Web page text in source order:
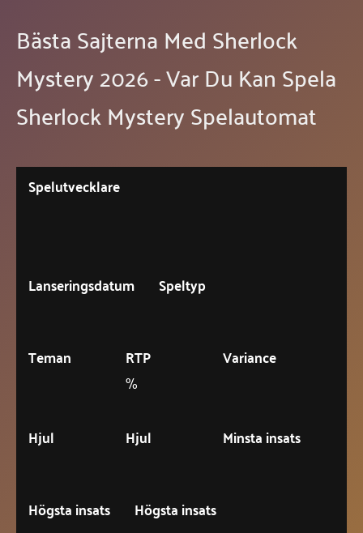
Bästa Sajterna Med Sherlock
Mystery 2026 - Var Du Kan Spela
Sherlock Mystery Spelautomat
Spelutvecklare
Lanseringsdatum Speltyp
Teman
RTP
%
Variance
Hjul Hjul Minsta insats
Högsta insats Högsta insats